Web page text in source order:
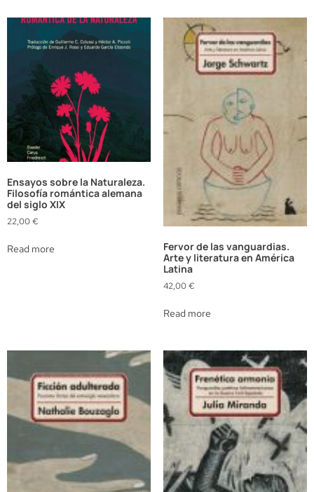
Ensayos sobre la Naturaleza.
Filosofía romántica alemana
del siglo XIX
22,00€
Read more
Fervor de las vanguardias.
Arte y literatura en América
Latina
42,00€
Read more